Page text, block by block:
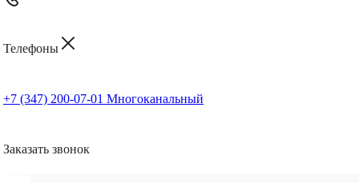
Телефоны
+7 (347) 200-07-01 Многоканальный
Заказать звонок